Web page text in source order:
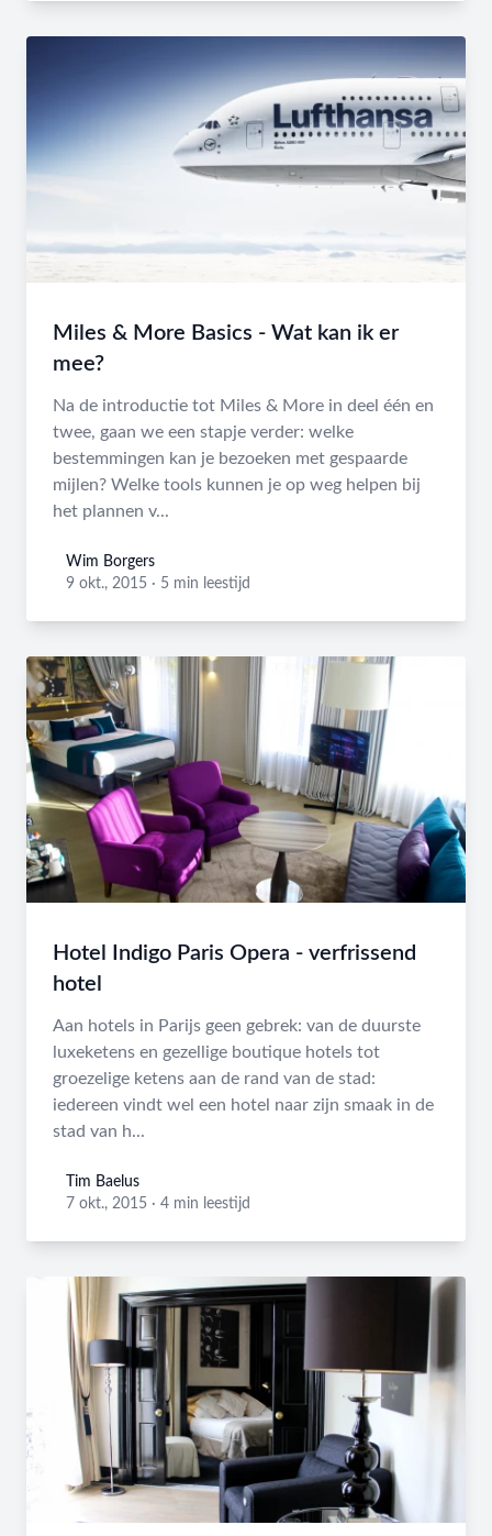
Miles & More Basics - Wat kan ik er
mee?
Na de introductie tot Miles & More in deel één en
twee, gaan we een stapje verder: welke
bestemmingen kan je bezoeken met gespaarde
mijlen? Welke tools kunnen je op weg helpen bij
het plannen v...
Wim Borgers
Wim Borgers
9 okt., 2015 · 5 min leestijd
Hotel Indigo Paris Opera - verfrissend
hotel
Aan hotels in Parijs geen gebrek: van de duurste
luxeketens en gezellige boutique hotels tot
groezelige ketens aan de rand van de stad:
iedereen vindt wel een hotel naar zijn smaak in de
stad van h...
Tim Baelus
Tim Baelus
7 okt., 2015 · 4 min leestijd